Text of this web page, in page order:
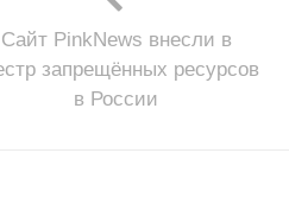
Сайт PinkNews внесли в
запрещённых ресурсов
в России